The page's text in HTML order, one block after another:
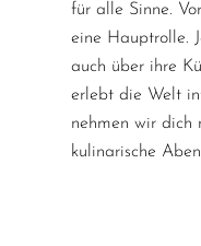
für alle Sinne.
eine Hauptrolle.
auch über ihre
erlebt die Welt
nehmen wir dich
kulinarische